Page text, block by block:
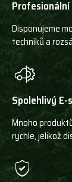
Disponujeme
techniků a
Spolehlivý E-
Mnoho
rychle, jelikož